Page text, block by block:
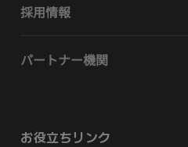
採用情報
パートナー機関
お役立ちリンク